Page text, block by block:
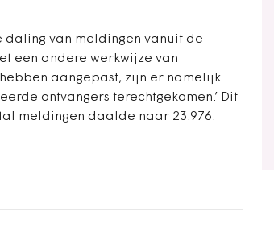
daling van meldingen vanuit de
een andere werkwijze van
aangepast, zijn er namelijk
ontvangers terechtgekomen.’ Dit
meldingen daalde naar 23.976.